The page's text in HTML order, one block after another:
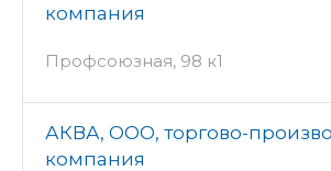
компания
Профсоюзная, 98 к1
АКВА, ООО, торгово-
компания